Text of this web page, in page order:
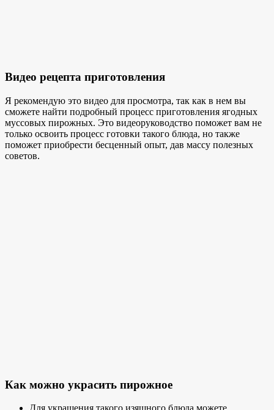
Видео рецепта приготовления
Я рекомендую это видео для просмотра, так как в нем вы
сможете найти подробный процесс приготовления ягодных
муссовых пирожных. Это видеоруководство поможет вам не
только освоить процесс готовки такого блюда, но также
поможет приобрести бесценный опыт, дав массу полезных
советов.
Как можно украсить пирожное